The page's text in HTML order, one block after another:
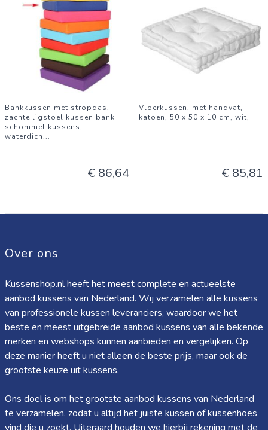
Bankkussen met stropdas,
zachte ligstoel kussen bank
schommel kussens,
waterdich...
€ 86,64
Vloerkussen, met handvat,
katoen, 50 x 50 x 10 cm, wit,
€ 85,81
Over ons
Kussenshop.nl heeft het meest complete en actueelste
aanbod kussens van Nederland. Wij verzamelen alle kussens
van professionele kussen leveranciers, waardoor we het
beste en meest uitgebreide aanbod kussens van alle bekende
merken en webshops kunnen aanbieden en vergelijken. Op
deze manier heeft u niet alleen de beste prijs, maar ook de
grootste keuze uit kussens.
Ons doel is om het grootste aanbod kussens van Nederland
te verzamelen, zodat u altijd het juiste kussen of kussenhoes